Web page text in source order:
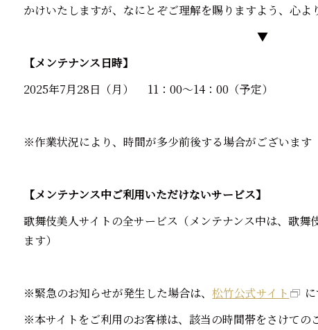
かけいたしますが、なにとぞご理解を賜りますよう、心よ
▼
【メンテナンス日時】
2025年7月28日（月） 11：00～14：00（予定）
※作業状況により、時間が多少前後する場合がございます
【メンテナンス中ご利用いただけないサービス】
歌舞伎美人サイトの全サービス（メンテナンス中は、歌舞
ます）
※緊急のお知らせが発生した場合は、松竹公式サイト
※本サイトをご利用のお客様は、該当の時間帯をさけての